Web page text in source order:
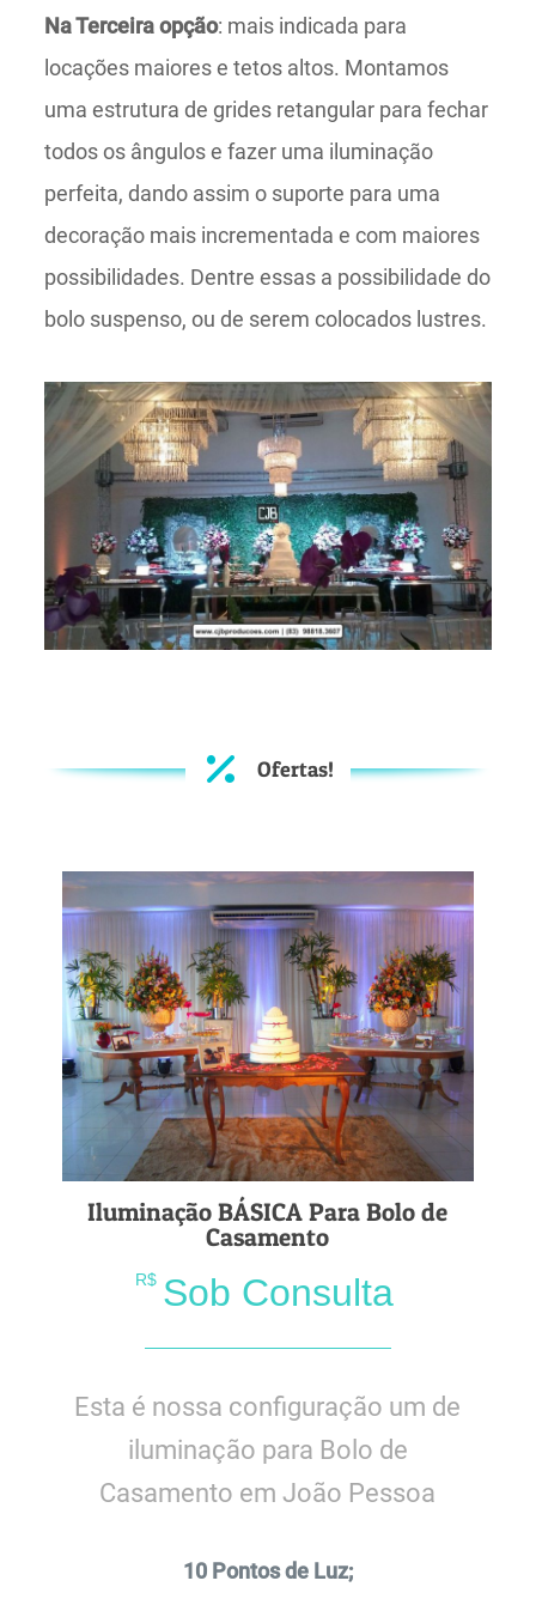
Na Terceira opção: mais indicada para
locações maiores e tetos altos. Montamos
uma estrutura de grides retangular para fechar
todos os ângulos e fazer uma iluminação
perfeita, dando assim o suporte para uma
decoração mais incrementada e com maiores
possibilidades. Dentre essas a possibilidade do
bolo suspenso, ou de serem colocados lustres.
Ofertas!
Iluminação BÁSICA Para Bolo de
Casamento
R$ Sob Consulta
Esta é nossa configuração um de
iluminação para Bolo de
Casamento em João Pessoa
10 Pontos de Luz;